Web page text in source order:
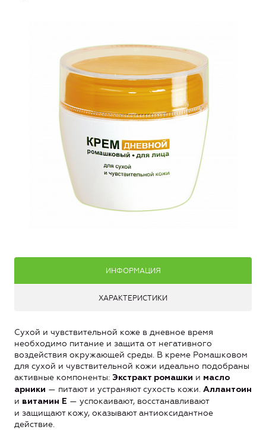
ИНФОРМАЦИЯ
ХАРАКТЕРИСТИКИ
Сухой и чувствительной коже в дневное время
необходимо питание и защита от негативного
воздействия окружающей среды. В креме Ромашковом
для сухой и чувствительной кожи идеально подобраны
активные компоненты: Экстракт ромашки и масло
арники — питают и устраняют сухость кожи. Аллантоин
и витамин Е — успокаивают, восстанавливают
и защищают кожу, оказывают антиоксидантное
действие.